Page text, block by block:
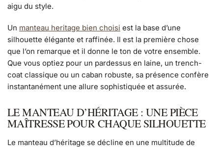
aigu du style.
Un manteau heritage bien choisi est la base d’une
silhouette élégante et raffinée. Il est la première chose
que l’on remarque et il donne le ton de votre ensemble.
Que vous optiez pour un pardessus en laine, un trench-
coat classique ou un caban robuste, sa présence confère
instantanément une allure sophistiquée et assurée.
LE MANTEAU D’HÉRITAGE : UNE PIÈCE
MAÎTRESSE POUR CHAQUE SILHOUETTE
Le manteau d’héritage se décline en une multitude de